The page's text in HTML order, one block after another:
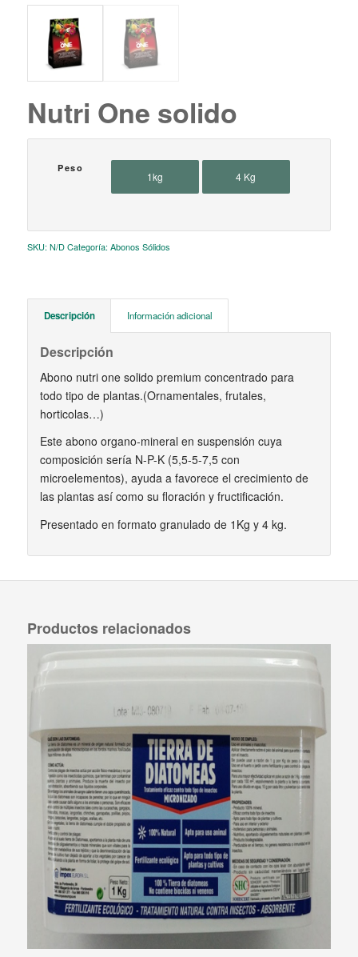
Nutri One solido
Peso
1kg 4 Kg
SKU: N/D Categoría: Abonos Sólidos
Descripción Información adicional
Descripción
Abono nutri one solido premium concentrado para
todo tipo de plantas.(Ornamentales, frutales,
horticolas…)
Este abono organo-mineral en suspensión cuya
composición sería N-P-K (5,5-5-7,5 con
microelementos), ayuda a favorece el crecimiento de
las plantas así como su floración y fructificación.
Presentado en formato granulado de 1Kg y 4 kg.
Productos relacionados